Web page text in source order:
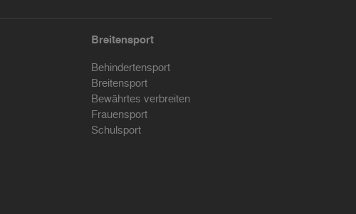
Breitensport
Behindertensport
Breitensport
Bewährtes verbreiten
Frauensport
Schulsport